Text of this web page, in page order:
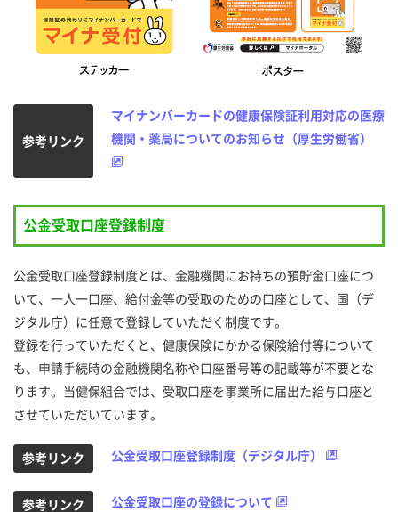
参考リンク
マイナンバーカードの健康保険証利用対応の医療
機関・薬局についてのお知らせ（厚生労働省）
公金受取口座登録制度
公金受取口座登録制度とは、金融機関にお持ちの預貯金口座につ
いて、一人一口座、給付金等の受取のための口座として、国（デ
ジタル庁）に任意で登録していただく制度です。
登録を行っていただくと、健康保険にかかる保険給付等について
も、申請手続時の金融機関名称や口座番号等の記載等が不要とな
ります。当健保組合では、受取口座を事業所に届出た給与口座と
させていただいています。
参考リンク 公金受取口座登録制度（デジタル庁）
参考リンク 公金受取口座の登録について